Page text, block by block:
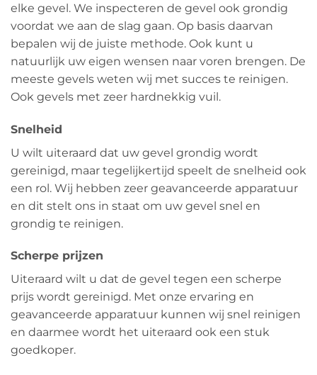
elke gevel. We inspecteren de gevel ook grondig
voordat we aan de slag gaan. Op basis daarvan
bepalen wij de juiste methode. Ook kunt u
natuurlijk uw eigen wensen naar voren brengen. De
meeste gevels weten wij met succes te reinigen.
Ook gevels met zeer hardnekkig vuil.
Snelheid
U wilt uiteraard dat uw gevel grondig wordt
gereinigd, maar tegelijkertijd speelt de snelheid ook
een rol. Wij hebben zeer geavanceerde apparatuur
en dit stelt ons in staat om uw gevel snel en
grondig te reinigen.
Scherpe prijzen
Uiteraard wilt u dat de gevel tegen een scherpe
prijs wordt gereinigd. Met onze ervaring en
geavanceerde apparatuur kunnen wij snel reinigen
en daarmee wordt het uiteraard ook een stuk
goedkoper.